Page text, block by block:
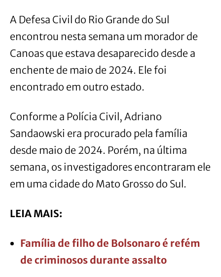
A Defesa Civil do Rio Grande do Sul
encontrou nesta semana um morador de
Canoas que estava desaparecido desde a
enchente de maio de 2024. Ele foi
encontrado em outro estado.
Conforme a Polícia Civil, Adriano
Sandaowski era procurado pela família
desde maio de 2024. Porém, na última
semana, os investigadores encontraram ele
em uma cidade do Mato Grosso do Sul.
LEIA MAIS:
Família de filho de Bolsonaro é refém
de criminosos durante assalto